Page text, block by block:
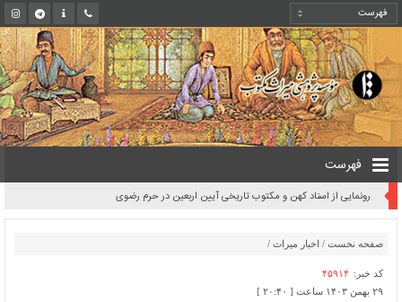
فهرست
رونمایی از اسناد کهن و مکتوب تاریخی آیین اربعین در حرم رضوی
صفحه نخست / اخبار میراث /
کد خبر: ۴۵۹۱۴
۲۹ بهمن ۱۴۰۳ ساعت [ ۲۰:۴۰ ]